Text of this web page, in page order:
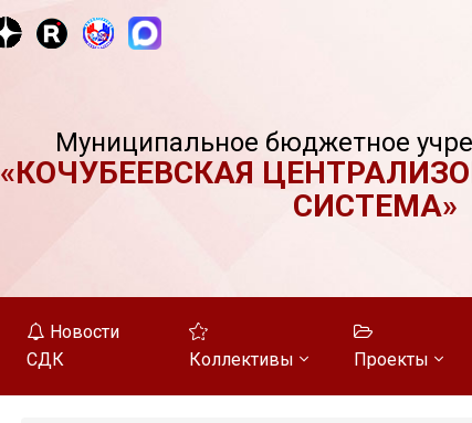
Муниципальное бюджетное
«КОЧУБЕЕВСКАЯ
СИСТЕМА»
Новости
СДК
Коллективы Проекты